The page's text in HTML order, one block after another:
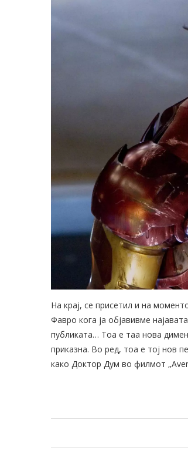
На крај, се присетил и на
Фавро кога ја објавивме
публиката… Тоа е таа нова
приказна. Во ред, тоа е тој нов
како Доктор Дум во филмот